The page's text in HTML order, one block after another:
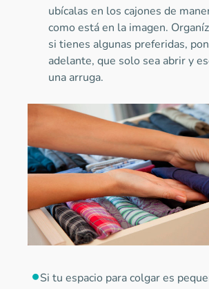
ubícalas en los cajones de
como está en la imagen.
si tienes algunas preferidas,
adelante, que solo sea abrir y
una arruga.
Si tu espacio para colgar es